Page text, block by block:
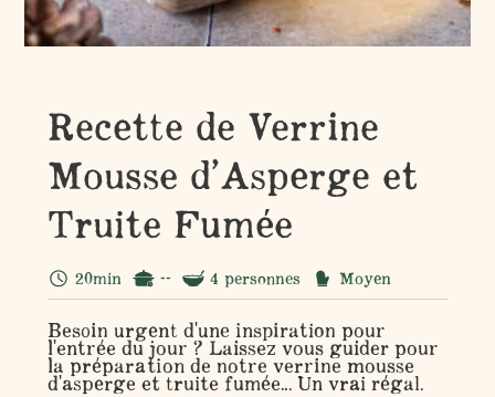
Recette de Verrine
Mousse d’Asperge et
Truite Fumée
20min -- 4 personnes Moyen
Besoin urgent d'une inspiration pour
l'entrée du jour ? Laissez vous guider pour
la préparation de notre verrine mousse
d'asperge et truite fumée... Un vrai régal.